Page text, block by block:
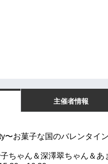
主催者情報
〜お菓子な国のバレンタイ
ちゃん＆深澤翠ちゃん＆あ